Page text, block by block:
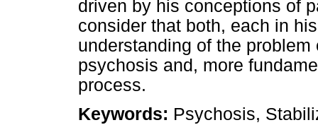
driven by his conceptions of
consider that both, each in
understanding of the
psychosis and, more
process.
Keywords: Psychosis,